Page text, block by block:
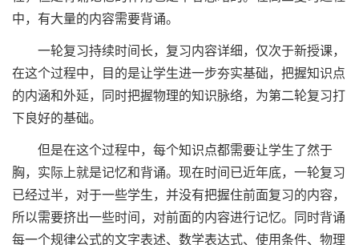
中，有大量的内容需要背诵。
一轮复习持续时间长，复习内容详细，仅次于新授课，
在这个过程中，目的是让学生进一步夯实基础，把握知识点
的内涵和外延，同时把握物理的知识脉络，为第二轮复习打
下良好的基础。
但是在这个过程中，每个知识点都需要让学生了然于
胸，实际上就是记忆和背诵。现在时间已近年底，一轮复习
已经过半，对于一些学生，并没有把握住前面复习的内容，
所以需要挤出一些时间，对前面的内容进行记忆。同时背诵
每一个规律公式的文字表述、数学表达式、使用条件、物理